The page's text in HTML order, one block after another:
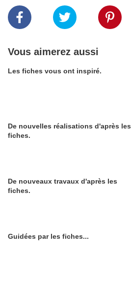
Vous aimerez aussi
Les fiches vous ont inspiré.
De nouvelles réalisations d'après les
fiches.
De nouveaux travaux d'après les
fiches.
Guidées par les fiches...